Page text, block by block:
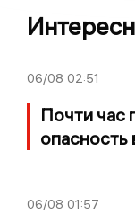
06/08 02:51
Почти час
06/08 01:57